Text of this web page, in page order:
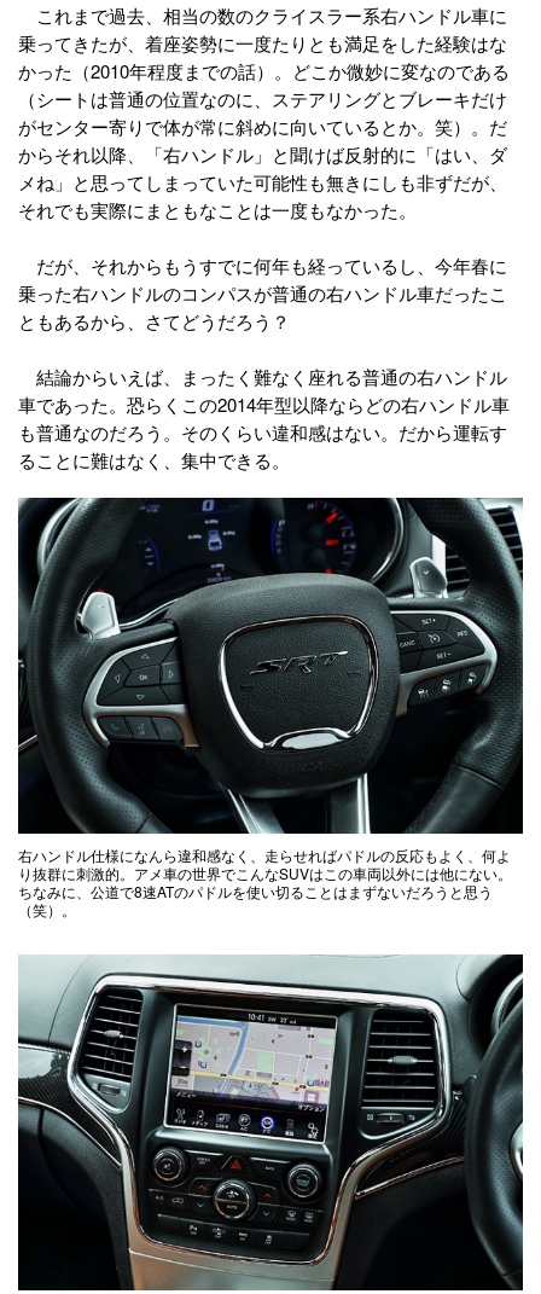
これまで過去、相当の数のクライスラー系右ハンドル車に
乗ってきたが、着座姿勢に一度たりとも満足をした経験はな
かった（2010年程度までの話）。どこか微妙に変なのである
（シートは普通の位置なのに、ステアリングとブレーキだけ
がセンター寄りで体が常に斜めに向いているとか。笑）。だ
からそれ以降、「右ハンドル」と聞けば反射的に「はい、ダ
メね」と思ってしまっていた可能性も無きにしも非ずだが、
それでも実際にまともなことは一度もなかった。
だが、それからもうすでに何年も経っているし、今年春に
乗った右ハンドルのコンパスが普通の右ハンドル車だったこ
ともあるから、さてどうだろう？
結論からいえば、まったく難なく座れる普通の右ハンドル
車であった。恐らくこの2014年型以降ならどの右ハンドル車
も普通なのだろう。そのくらい違和感はない。だから運転す
ることに難はなく、集中できる。
右ハンドル仕様になんら違和感なく、走らせればパドルの反応もよく、何よ
り抜群に刺激的。アメ車の世界でこんなSUVはこの車両以外には他にない。
ちなみに、公道で8速ATのパドルを使い切ることはまずないだろうと思う
（笑）。